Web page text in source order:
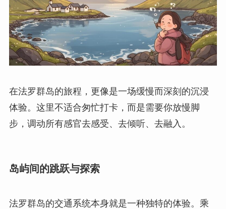
在法罗群岛的旅程，更像是一场缓慢而深刻的沉浸
体验。这里不适合匆忙打卡，而是需要你放慢脚
步，调动所有感官去感受、去倾听、去融入。
岛屿间的跳跃与探索
法罗群岛的交通系统本身就是一种独特的体验。乘